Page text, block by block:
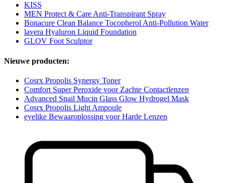
KISS
MEN Protect & Care Anti-Transpirant Spray
Bonacure Clean Balance Tocopherol Anti-Pollution Water
lavera Hyaluron Liquid Foundation
GLOV Foot Sculptor
Nieuwe producten:
Cosrx Propolis Synergy Toner
Comfort Super Peroxide voor Zachte Contactlenzen
Advanced Snail Mucin Glass Glow Hydrogel Mask
Cosrx Propolis Light Ampoule
eyelike Bewaaroplossing voor Harde Lenzen